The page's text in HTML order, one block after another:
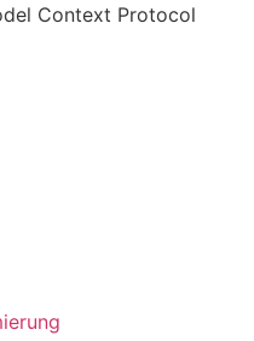
Context Protocol